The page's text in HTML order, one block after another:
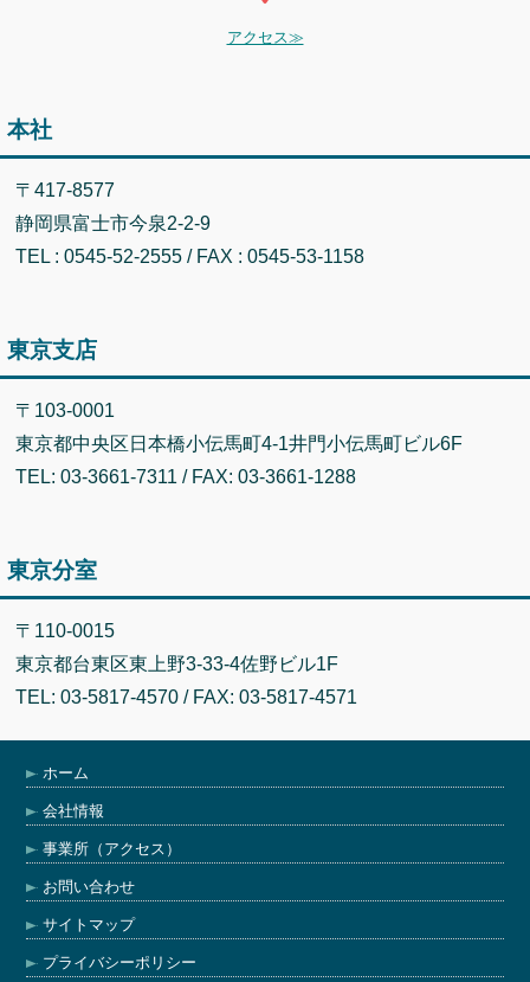
アクセス≫
本社
〒417-8577
静岡県富士市今泉2-2-9
TEL : 0545-52-2555 / FAX : 0545-53-1158
東京支店
〒103-0001
東京都中央区日本橋小伝馬町4-1井門小伝馬町ビル6F
TEL: 03-3661-7311 / FAX: 03-3661-1288
東京分室
〒110-0015
東京都台東区東上野3-33-4佐野ビル1F
TEL: 03-5817-4570 / FAX: 03-5817-4571
ホーム
会社情報
事業所（アクセス）
お問い合わせ
サイトマップ
プライバシーポリシー